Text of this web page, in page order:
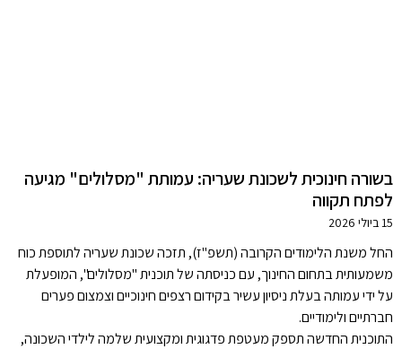
בשורה חינוכית לשכונת שעריה: עמותת "מסלולים" מגיעה
לפתח תקווה
15 ביולי 2026
החל משנת הלימודים הקרובה (תשפ"ז), תזכה שכונת שעריה לתוספת כוח
משמעותית בתחום החינוך, עם כניסתה של תוכנית "מסלולים", המופעלת
על ידי עמותה בעלת ניסיון עשיר בקידום רצפים חינוכיים וצמצום פערים
חברתיים ולימודיים.
התוכנית החדשה תספק מעטפת פדגוגית ומקצועית שלמה לילדי השכונה,